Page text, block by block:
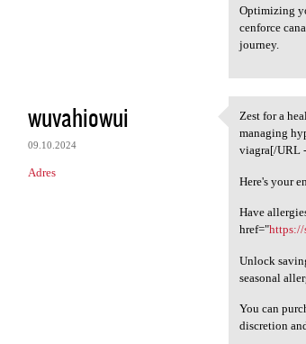
Optimizing
cenforce
journey.
wuvahiowui
09.10.2024
Adres
Zest for a
Zest for a
managing
viagra[/URL
Here's your
Have
href="
Unlock
seasonal
You can
discretion